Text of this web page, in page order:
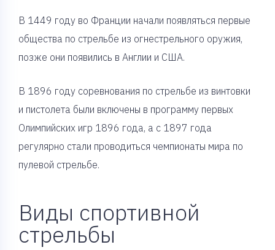
В 1449 году во Франции начали появляться первые
общества по стрельбе из огнестрельного оружия,
позже они появились в Англии и США.
В 1896 году соревнования по стрельбе из винтовки
и пистолета были включены в программу первых
Олимпийских игр 1896 года, а с 1897 года
регулярно стали проводиться чемпионаты мира по
пулевой стрельбе.
Виды спортивной
стрельбы